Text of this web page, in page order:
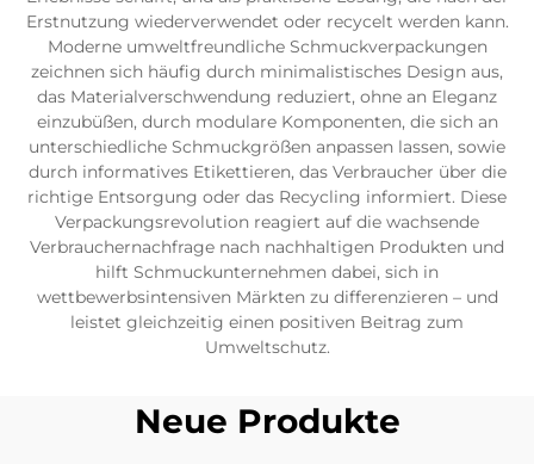
Erstnutzung wiederverwendet oder recycelt werden kann.
Moderne umweltfreundliche Schmuckverpackungen
zeichnen sich häufig durch minimalistisches Design aus,
das Materialverschwendung reduziert, ohne an Eleganz
einzubüßen, durch modulare Komponenten, die sich an
unterschiedliche Schmuckgrößen anpassen lassen, sowie
durch informatives Etikettieren, das Verbraucher über die
richtige Entsorgung oder das Recycling informiert. Diese
Verpackungsrevolution reagiert auf die wachsende
Verbrauchernachfrage nach nachhaltigen Produkten und
hilft Schmuckunternehmen dabei, sich in
wettbewerbsintensiven Märkten zu differenzieren – und
leistet gleichzeitig einen positiven Beitrag zum
Umweltschutz.
Neue Produkte